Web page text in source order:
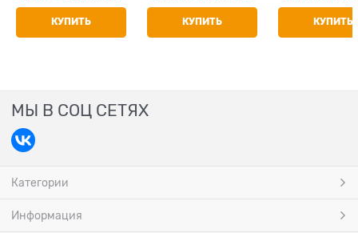
КУПИТЬ КУПИТЬ КУПИТЬ
МЫ В СОЦ СЕТЯХ
Категории
Информация